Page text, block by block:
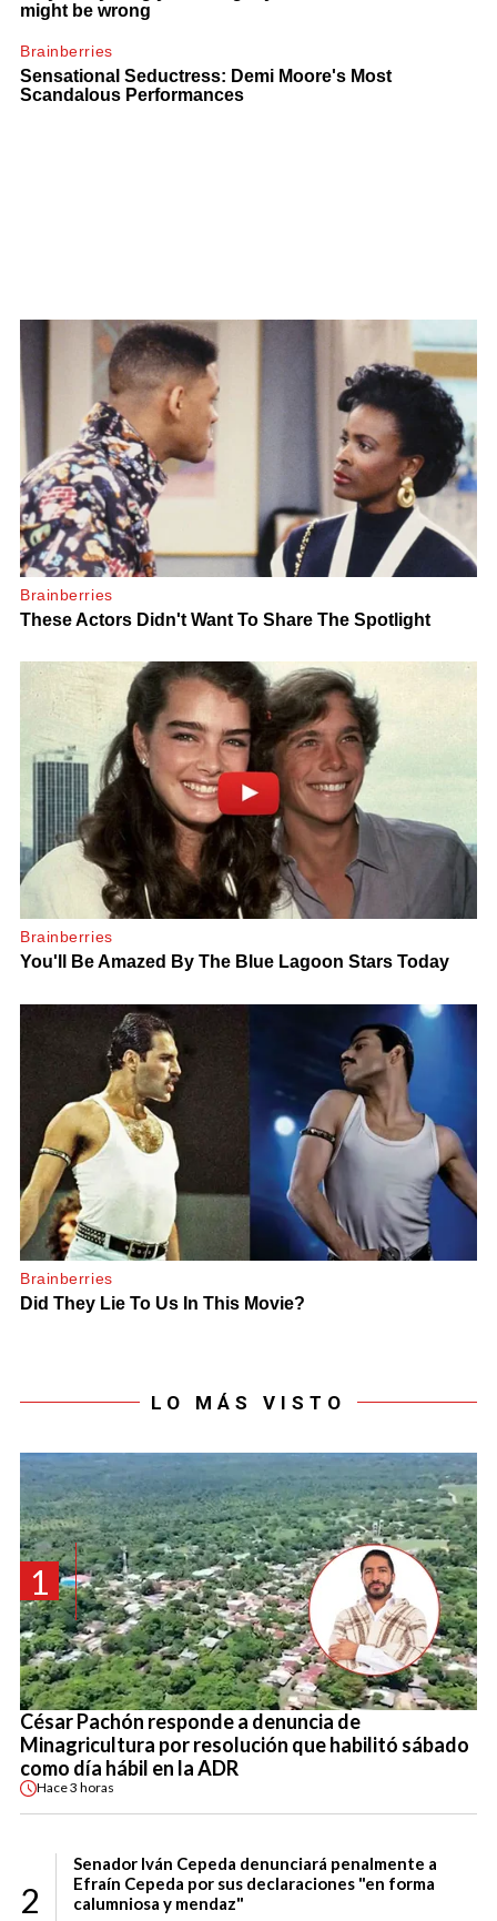
LO MÁS VISTO
1
César Pachón responde a denuncia de
Minagricultura por resolución que habilitó sábado
como día hábil en la ADR
Hace3 horas
2
Senador Iván Cepeda denunciará penalmente a
Efraín Cepeda por sus declaraciones "en forma
calumniosa y mendaz"